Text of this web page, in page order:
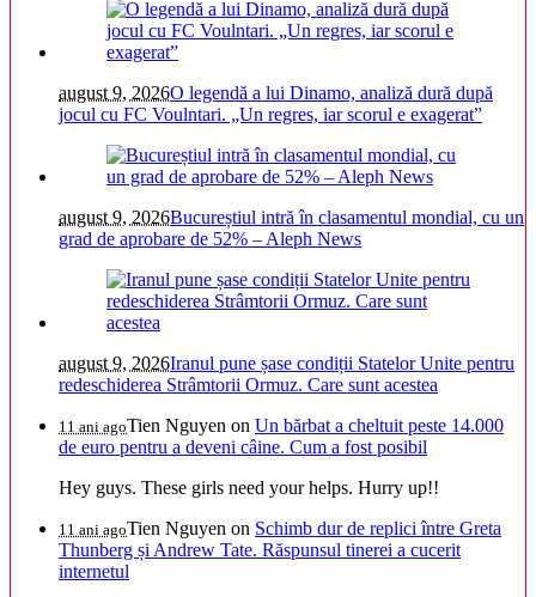
august 9, 2026O legendă a lui Dinamo, analiză dură după
jocul cu FC Voulntari. „Un regres, iar scorul e exagerat”
august 9, 2026Bucureștiul intră în clasamentul mondial, cu un
grad de aprobare de 52% – Aleph News
august 9, 2026Iranul pune șase condiții Statelor Unite pentru
redeschiderea Strâmtorii Ormuz. Care sunt acestea
11 ani agoTien Nguyen on Un bărbat a cheltuit peste 14.000
de euro pentru a deveni câine. Cum a fost posibil
Hey guys. These girls need your helps. Hurry up!!
11 ani agoTien Nguyen on Schimb dur de replici între Greta
Thunberg și Andrew Tate. Răspunsul tinerei a cucerit
internetul